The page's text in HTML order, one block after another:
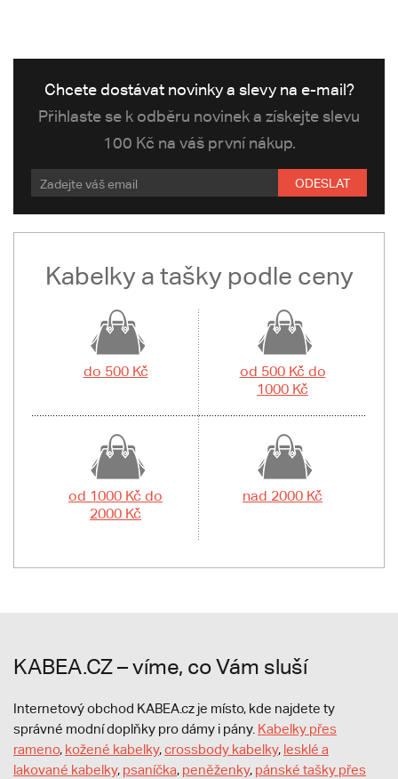
Chcete dostávat novinky a slevy na e-mail?
Přihlaste se k odběru novinek a získejte slevu
100 Kč na váš první nákup.
ODESLAT
Kabelky a tašky podle ceny
do 500 Kč
od 500 Kč do
1000 Kč
od 1000 Kč do
2000 Kč
nad 2000 Kč
KABEA.CZ – víme, co Vám sluší
Internetový obchod KABEA.cz je místo, kde najdete ty
správné modní doplňky pro dámy i pány. Kabelky přes
rameno, kožené kabelky,crossbody kabelky, lesklé a
lakované kabelky, psaníčka, peněženky, pánské tašky přes